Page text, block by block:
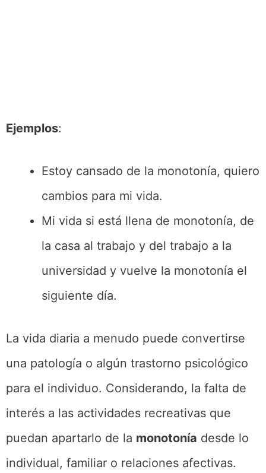
Ejemplos:
Estoy cansado de la monotonía, quiero
cambios para mi vida.
Mi vida si está llena de monotonía, de
la casa al trabajo y del trabajo a la
universidad y vuelve la monotonía el
siguiente día.
La vida diaria a menudo puede convertirse
una patología o algún trastorno psicológico
para el individuo. Considerando, la falta de
interés a las actividades recreativas que
puedan apartarlo de la monotonía desde lo
individual, familiar o relaciones afectivas.